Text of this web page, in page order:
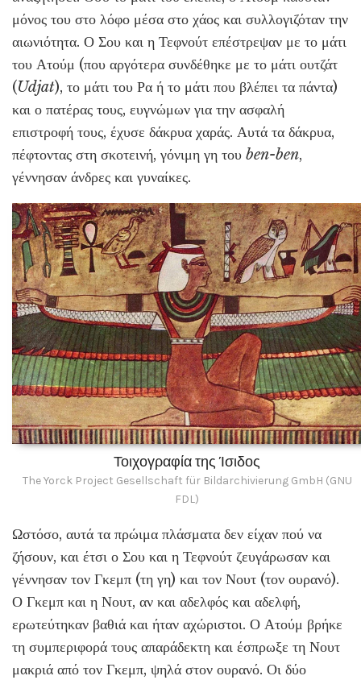
μόνος του στο λόφο μέσα στο χάος και συλλογιζόταν την
αιωνιότητα. Ο Σου και η Τεφνούτ επέστρεψαν με το μάτι
του Ατούμ (που αργότερα συνδέθηκε με το μάτι ουτζάτ
(Udjat), το μάτι του Ρα ή το μάτι που βλέπει τα πάντα)
και ο πατέρας τους, ευγνώμων για την ασφαλή
επιστροφή τους, έχυσε δάκρυα χαράς. Αυτά τα δάκρυα,
πέφτοντας στη σκοτεινή, γόνιμη γη του ben-ben,
γέννησαν άνδρες και γυναίκες.
Τοιχογραφία της Ίσιδος
The Yorck Project Gesellschaft für Bildarchivierung GmbH (GNU
FDL)
Ωστόσο, αυτά τα πρώιμα πλάσματα δεν είχαν πού να
ζήσουν, και έτσι ο Σου και η Τεφνούτ ζευγάρωσαν και
γέννησαν τον Γκεμπ (τη γη) και τον Νουτ (τον ουρανό).
Ο Γκεμπ και η Νουτ, αν και αδελφός και αδελφή,
ερωτεύτηκαν βαθιά και ήταν αχώριστοι. Ο Ατούμ βρήκε
τη συμπεριφορά τους απαράδεκτη και έσπρωξε τη Νουτ
μακριά από τον Γκεμπ, ψηλά στον ουρανό. Οι δύο